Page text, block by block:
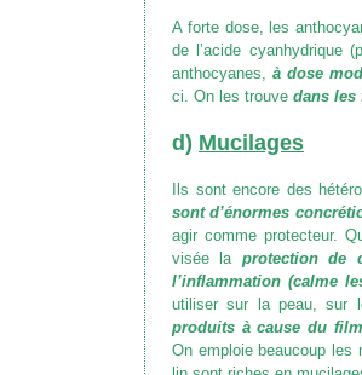
A forte dose, les
de l’acide cyanhydrique
anthocyanes, à dose
ci. On les trouve dans les
d) Mucilages
Ils sont encore des
sont d’énormes
agir comme protecteur.
visée la protection de
l’inflammation (calme
utiliser sur la peau, sur
produits à cause du
On emploie beaucoup